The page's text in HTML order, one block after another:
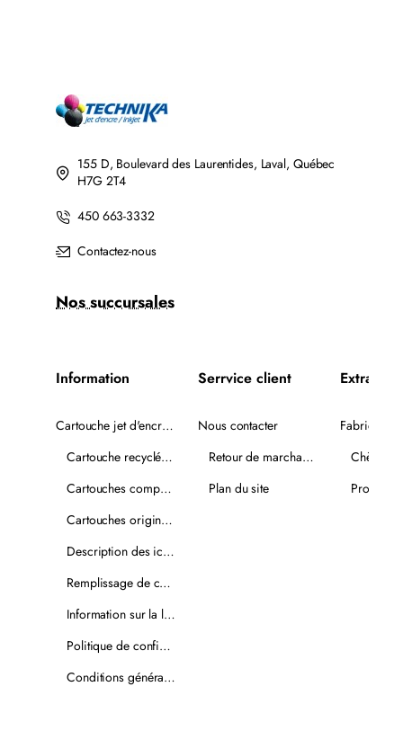
155 D, Boulevard des Laurentides, Laval, Québec
H7G 2T4
450 663-3332
Contactez-nous
Nos succursales
Information
Cartouche jet d'encre recyclée
Cartouche recyclée PLUS
Cartouches compatibles
Cartouches originales
Description des icônes
Remplissage de cartouches
Information sur la livraison
Politique de confidentialité
Conditions générales de vente
Serrvice client
Nous contacter
Retour de marchandise
Plan du site
Extra
Fabricants